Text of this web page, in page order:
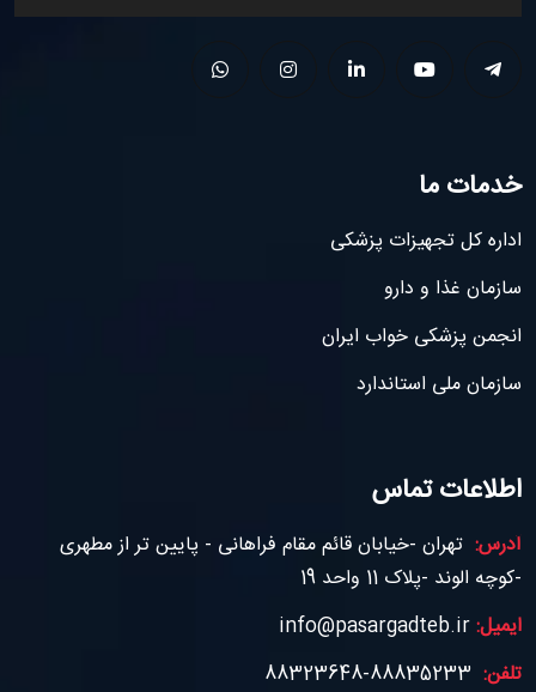
خدمات ما
اداره کل تجهیزات پزشکی
سازمان غذا و دارو
انجمن پزشکی خواب ایران
سازمان ملی استاندارد
اطلاعات تماس
آدرس: تهران -خیابان قائم مقام فراهانی - پایین تر از مطهری
-کوچه الوند -پلاک 11 واحد 19
ایمیل:info@pasargadteb.ir
تلفن: